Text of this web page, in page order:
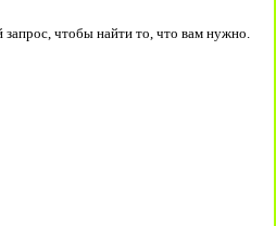
чтобы найти то, что вам нужно.